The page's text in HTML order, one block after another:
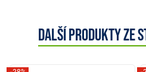
Další produkty ze